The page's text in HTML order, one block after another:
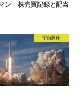
ン 株売買記録と配当
宇宙開発